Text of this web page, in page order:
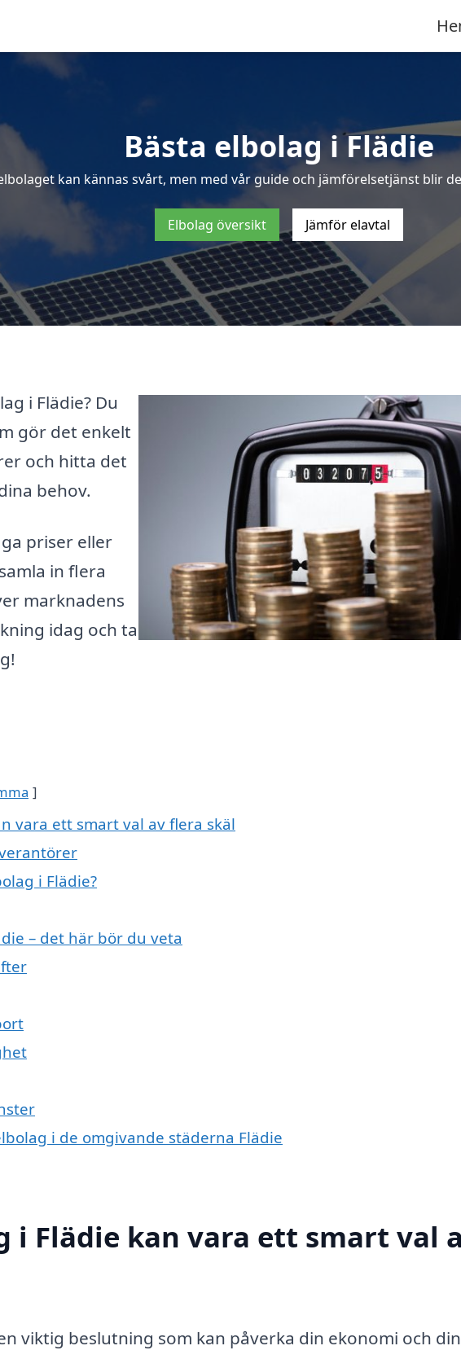
Bästa elbolag i Flädie
kan kännas svårt, men med vår guide och jämförelsetjänst blir
Elbolag översikt Jämför elavtal
i Flädie? Du
gör det enkelt
och hitta det
behov.
priser eller
in flera
marknadens
idag och ta
vara ett smart val av flera skäl
i Flädie?
– det här bör du veta
i de omgivande städerna Flädie
i Flädie kan vara ett smart val
viktig beslutning som kan påverka din ekonomi och din